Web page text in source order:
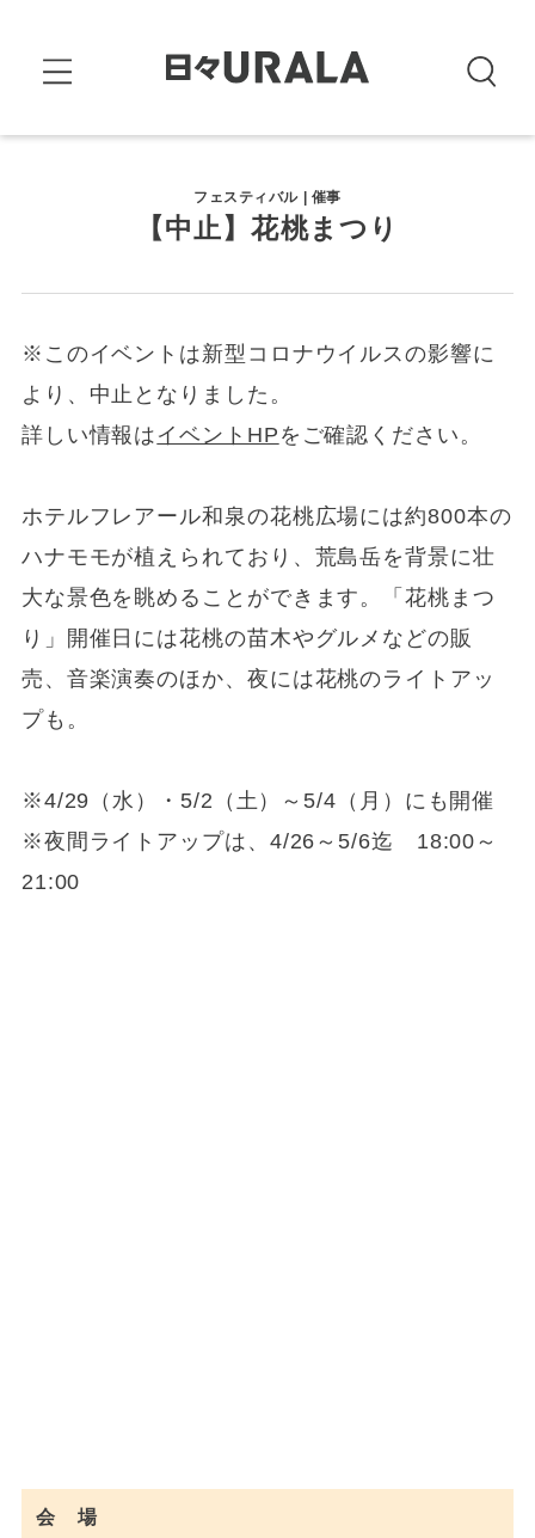
フェスティバル | 催事
【中止】花桃まつり
※このイベントは新型コロナウイルスの影響に
より、中止となりました。
詳しい情報は イベントHP をご確認ください。
ホテルフレアール和泉の花桃広場には約800本の
ハナモモが植えられており、荒島岳を背景に壮
大な景色を眺めることができます。「花桃まつ
り」開催日には花桃の苗木やグルメなどの販
売、音楽演奏のほか、夜には花桃のライトアッ
プも。
※4/29（水）・5/2（土）～5/4（月）にも開催
※夜間ライトアップは、4/26～5/6迄 18:00～
21:00
会 場